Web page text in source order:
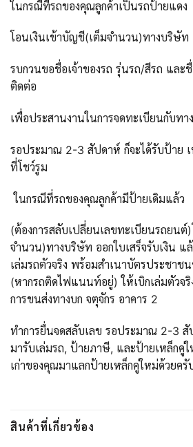
ในกรณีที่รถของคุณลูกค้าเป็นรถป้ายแดง
โอนเงินเข้าบัญชี(เต็มจำนวน)ทางบริษัท
รบกวนขอชื่อเจ้าของรถ รุ่นรถ/สีรถ และ
ติดต่อ
เพื่อประสานงานในการจดทะเบียนกับทา
รอประมาณ 2-3 สัปดาห์ ก็จะได้รับป้าย
ที่โชว์รูม
ในกรณีที่รถของคุณลูกค้ามีป้ายเดิมแล้ว
(ต้องการสลับเปลี่ยนเลขทะเบียนรถยนต์
จำนวน)ทางบริษัท ออกใบเสร็จรับเงิน แ
เล่มรถตัวจริง พร้อมสำเนาบัตรประชาช
(หากรถติดไฟแนนท์อยู่) ให้เบิกเล่มตัวจริ
การขนส่งทางบก จตุจักร อาคาร 2
ทำการยื่นจดสลับเลข รอประมาณ 2-3 สั
มารับเล่มรถ, ป้ายภาษี, และป้ายเหล็กคู่
เก่าของคุณมาแลกป้ายเหล็กคู่ใหม่ด้วยครั
สินค้าที่เกี่ยวข้อง